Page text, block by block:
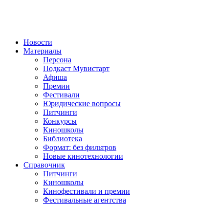
Новости
Материалы
Персона
Подкаст Мувистарт
Афиша
Премии
Фестивали
Юридические вопросы
Питчинги
Конкурсы
Киношколы
Библиотека
Формат: без фильтров
Новые кинотехнологии
Справочник
Питчинги
Киношколы
Кинофестивали и премии
Фестивальные агентства